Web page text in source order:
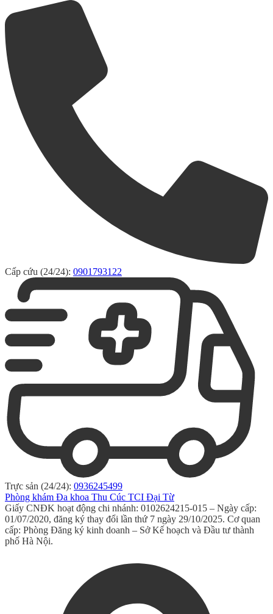
Cấp cứu (24/24): 0901793122
Trực sản (24/24): 0936245499
Phòng khám Đa khoa Thu Cúc TCI Đại Từ
Giấy CNĐK hoạt động chi nhánh: 0102624215-015 – Ngày cấp:
01/07/2020, đăng ký thay đổi lần thứ 7 ngày 29/10/2025. Cơ quan
cấp: Phòng Đăng ký kinh doanh – Sở Kế hoạch và Đầu tư thành
phố Hà Nội.